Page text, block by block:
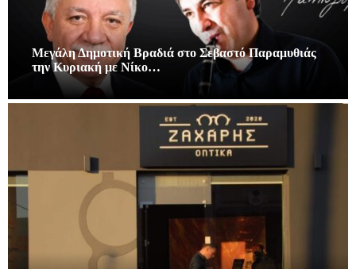
Μεγάλη Δημοτική Βραδιά στο Σεβαστό Παραμυθιάς
την Κυριακή με Νίκο…